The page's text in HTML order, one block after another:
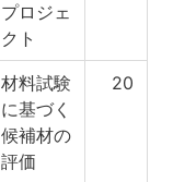
プロジェ
クト
材料試験
に基づく
候補材の
評価
20